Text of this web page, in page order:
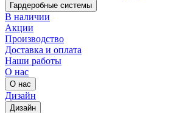
Гардеробные системы
В наличии
Акции
Производство
Доставка и оплата
Наши работы
О нас
О нас
Дизайн
Дизайн